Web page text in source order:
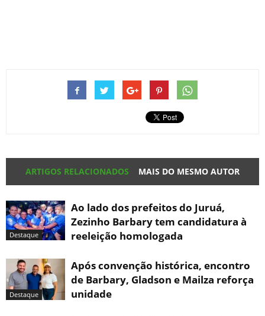
ARTIGOS RELACIONADOS MAIS DO MESMO AUTOR
Destaque
Ao lado dos prefeitos do Juruá,
Zezinho Barbary tem candidatura à
reeleição homologada
Destaque
Após convenção histórica, encontro
de Barbary, Gladson e Mailza reforça
unidade